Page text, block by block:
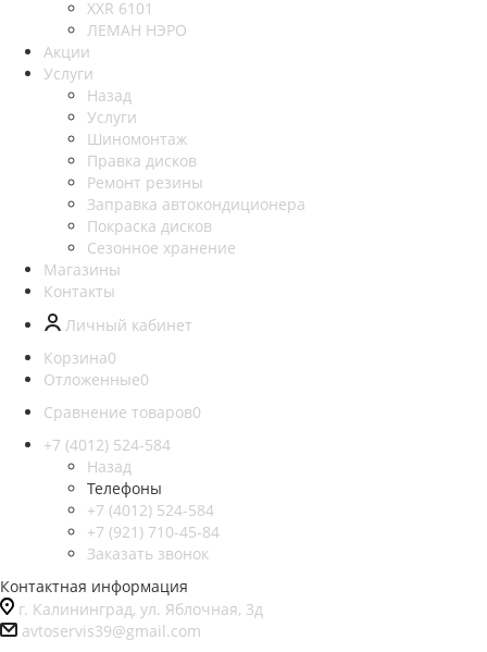
XXR 6101
ЛЕМАН НЭРО
Акции
Услуги
Назад
Услуги
Шиномонтаж
Правка дисков
Ремонт резины
Заправка автокондиционера
Покраска дисков
Сезонное хранение
Магазины
Контакты
Личный кабинет
Корзина0
Отложенные0
Сравнение товаров0
+7 (4012) 524-584
Назад
Телефоны
+7 (4012) 524-584
+7 (921) 710-45-84
Заказать звонок
Контактная информация
г. Калининград, ул. Яблочная, 3д
avtoservis39@gmail.com